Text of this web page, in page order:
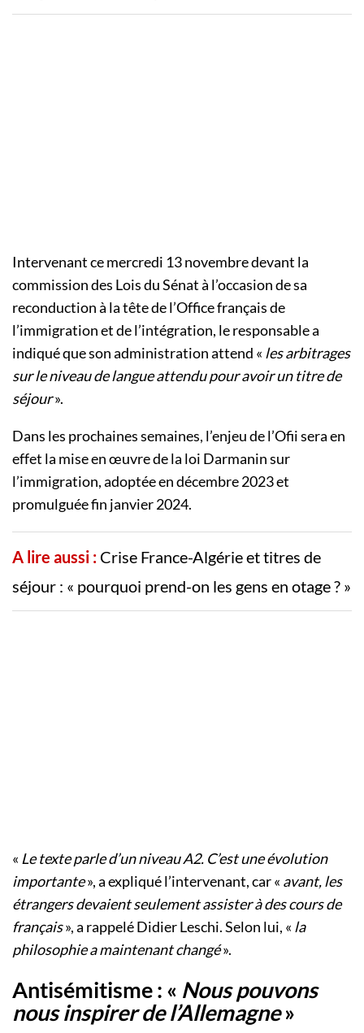
Intervenant ce mercredi 13 novembre devant la
commission des Lois du Sénat à l’occasion de sa
reconduction à la tête de l’Office français de
l’immigration et de l’intégration, le responsable a
indiqué que son administration attend « les arbitrages
sur le niveau de langue attendu pour avoir un titre de
séjour».
Dans les prochaines semaines, l’enjeu de l’Ofii sera en
effet la mise en œuvre de la loi Darmanin sur
l’immigration, adoptée en décembre 2023 et
promulguée fin janvier 2024.
A lire aussi : Crise France-Algérie et titres de
séjour : « pourquoi prend-on les gens en otage ? »
« Le texte parle d’un niveau A2. C’est une évolution
importante», a expliqué l’intervenant, car « avant, les
étrangers devaient seulement assister à des cours de
français», a rappelé Didier Leschi. Selon lui, « la
philosophie a maintenant changé».
Antisémitisme : « Nous pouvons
nous inspirer de l’Allemagne»